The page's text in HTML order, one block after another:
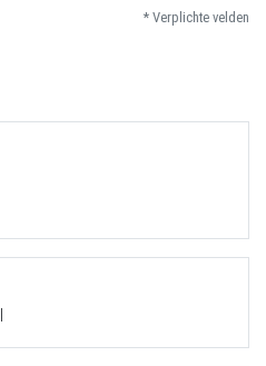
* Verplichte velden